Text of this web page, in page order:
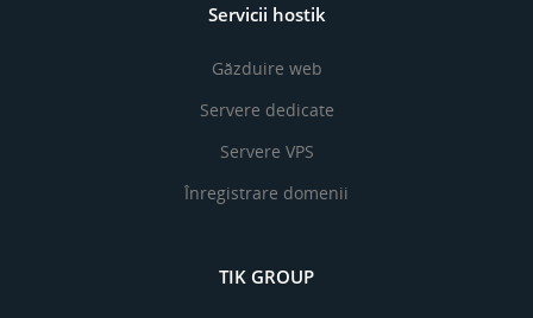
Servicii hostik
Găzduire web
Servere dedicate
Servere VPS
Înregistrare domenii
TIK GROUP